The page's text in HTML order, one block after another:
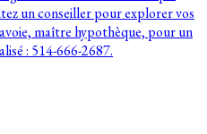
un conseiller pour explorer vos
maître hypothèque, pour un
: 514-666-2687.